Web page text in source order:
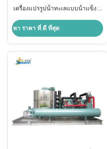
เครื่องแปรรูปน้ําทะเลแบบน้ําแข็ง 3
หา ราคา ที่ ดี ที่สุด